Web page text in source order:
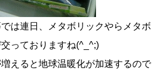
は連日、メタボリックやらメタボ
っておりますね(^_^;)
えると地球温暖化が加速するので